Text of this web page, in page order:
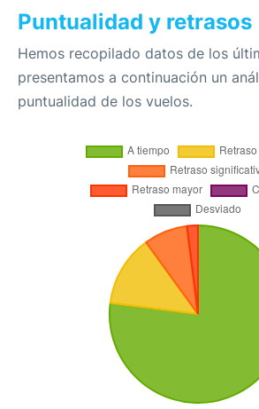
Puntualidad y retrasos
Hemos recopilado datos de los
presentamos a continuación un
puntualidad de los vuelos.